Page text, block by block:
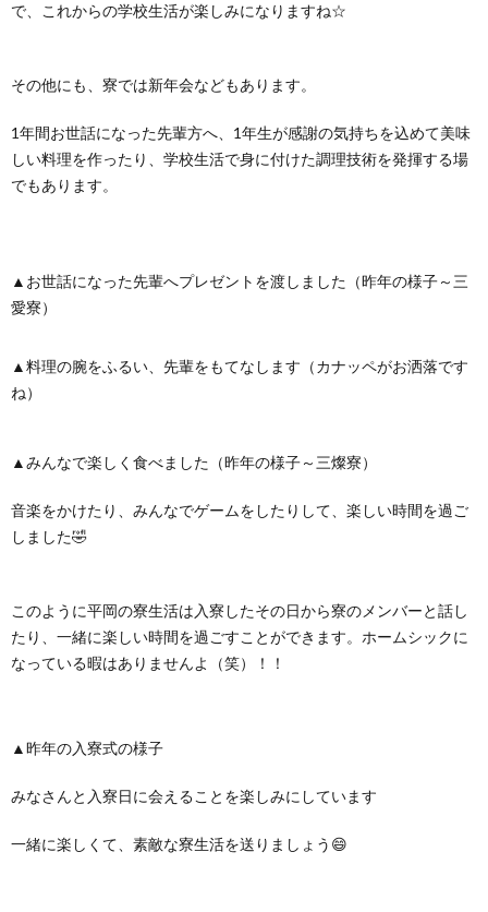
で、これからの学校生活が楽しみになりますね☆
その他にも、寮では新年会などもあります。
1年間お世話になった先輩方へ、1年生が感謝の気持ちを込めて美味
しい料理を作ったり、学校生活で身に付けた調理技術を発揮する場
でもあります。
▲お世話になった先輩へプレゼントを渡しました（昨年の様子～三
愛寮）
▲料理の腕をふるい、先輩をもてなします（カナッペがお洒落です
ね）
▲みんなで楽しく食べました（昨年の様子～三燦寮）
音楽をかけたり、みんなでゲームをしたりして、楽しい時間を過ご
しました🤣
このように平岡の寮生活は入寮したその日から寮のメンバーと話し
たり、一緒に楽しい時間を過ごすことができます。ホームシックに
なっている暇はありませんよ（笑）！！
▲昨年の入寮式の様子
みなさんと入寮日に会えることを楽しみにしています
一緒に楽しくて、素敵な寮生活を送りましょう😄